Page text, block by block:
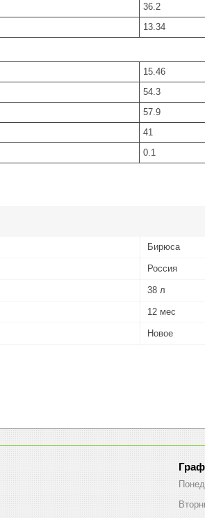
36.2
13.34
15.46
54.3
57.9
41
0.1
Бирюса
Россия
38 л
12 мес
Новое